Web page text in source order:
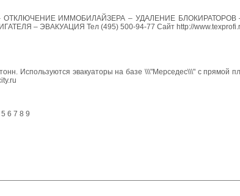
ИММОБИЛАЙЗЕРА – УДАЛЕНИЕ БЛОКИРАТОРОВ
– ЭВАКУАЦИЯ Тел (495) 500-94-77 Сайт http://
Используются эвакуаторы на базе \\\"Мерседес\\\" с прямой
5 6 7 8 9